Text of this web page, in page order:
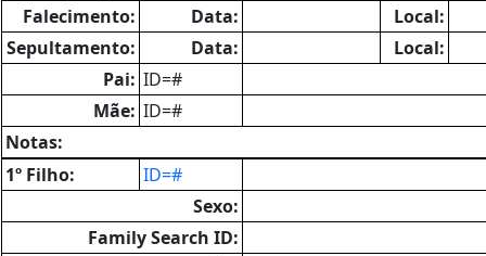
Falecimento:
Data:
Local:
Sepultamento:
Data:
Local:
Pai: ID=#
Mãe: ID=#
Notas:
1º Filho:
ID=#
Sexo:
Family Search ID: